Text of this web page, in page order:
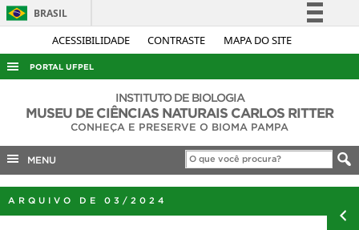
ACESSIBILIDADE CONTRASTE MAPA DO SITE
BRASIL
Simplifique!
Acesso à informação
Legislação
Canais
PORTAL UFPEL
ACESSO À INFORMAÇÃO
COBALTO
CONCURSOS
EDITAIS
INSTITUTO DE BIOLOGIA
MUSEU DE CIÊNCIAS NATURAIS CARLOS RITTER
CONHEÇA E PRESERVE O BIOMA PAMPA
MENU
ARQUIVO DE 03/2024